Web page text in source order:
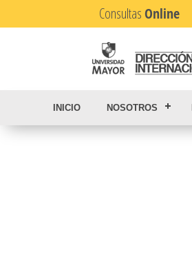
ConsultasOnline
INICIO NOSOTROS